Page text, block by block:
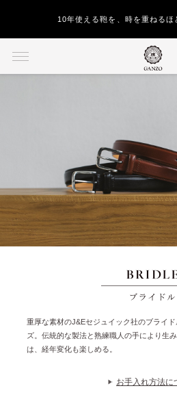
10年使える鞄を、時を重ねるほ
重厚な素材のJ&Eセジュイック社のブライ
ズ。伝統的な製法と熟練職人の手により生
は、経年変化も楽しめる。
お手入れ方法に